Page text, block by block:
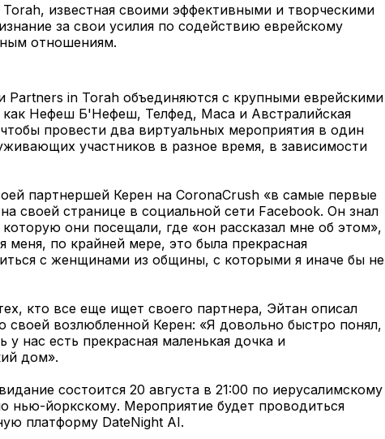
известная своими эффективными и творческими
за свои усилия по содействию еврейскому
отношениям.
Partners in Torah объединяются с крупными еврейскими
как Нефеш Б'Нефеш, Телфед, Маса и Австралийская
провести два виртуальных мероприятия в один
участников в разное время, в зависимости
партнершей Керен на CoronaCrush «в самые первые
своей странице в социальной сети Facebook. Он знал
они посещали, где «он рассказал мне об этом»,
меня, по крайней мере, это была прекрасная
с женщинами из общины, с которыми я иначе бы не
кто все еще ищет своего партнера, Эйтан описал
своей возлюбленной Керен: «Я довольно быстро понял,
у нас есть прекрасная маленькая дочка и
дом».
состоится 20 августа в 21:00 по иерусалимскому
нью-йоркскому. Мероприятие будет проводиться
платформу DateNight AI.